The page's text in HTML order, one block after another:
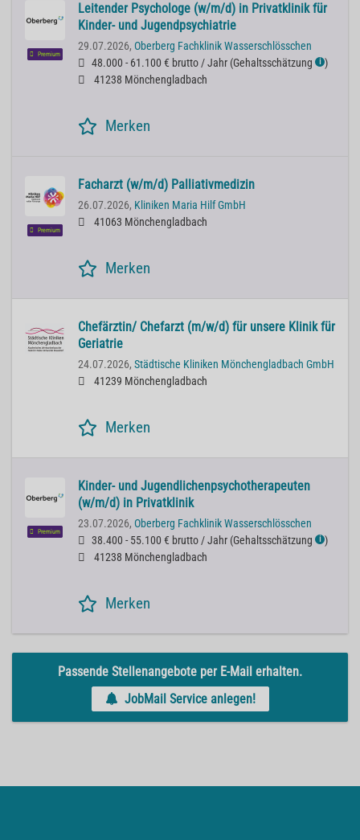
Premium
Leitender Psychologe (w/m/d) in Privatklinik für
Kinder- und Jugendpsychiatrie
29.07.2026, Oberberg Fachklinik Wasserschlösschen
48.000 - 61.100 € brutto / Jahr (Gehaltsschätzung ℹ )
41238 Mönchengladbach
Merken
Premium
Facharzt (w/m/d) Palliativmedizin
26.07.2026, Kliniken Maria Hilf GmbH
41063 Mönchengladbach
Merken
Chefärztin/ Chefarzt (m/w/d) für unsere Klinik für
Geriatrie
24.07.2026, Städtische Kliniken Mönchengladbach GmbH
41239 Mönchengladbach
Merken
Premium
Kinder- und Jugendlichenpsychotherapeuten
(w/m/d) in Privatklinik
23.07.2026, Oberberg Fachklinik Wasserschlösschen
38.400 - 55.100 € brutto / Jahr (Gehaltsschätzung ℹ )
41238 Mönchengladbach
Merken
Passende Stellenangebote per E-Mail erhalten.
JobMail Service anlegen!